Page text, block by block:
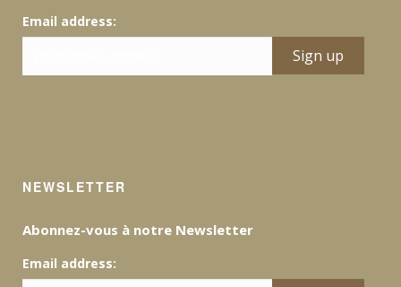
Email address:
NEWSLETTER
Abonnez-vous à notre Newsletter
Email address: